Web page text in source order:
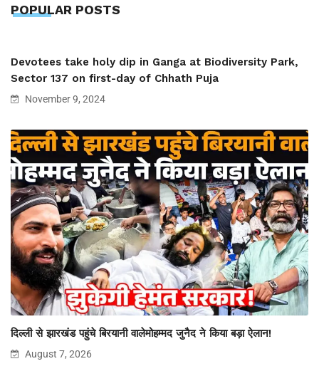
POPULAR POSTS
Devotees take holy dip in Ganga at Biodiversity Park,
Sector 137 on first-day of Chhath Puja
November 9, 2024
दिल्ली से झारखंड पहुंचे बिरयानी वालेमोहम्मद जुनैद ने किया बड़ा ऐलान!
August 7, 2026